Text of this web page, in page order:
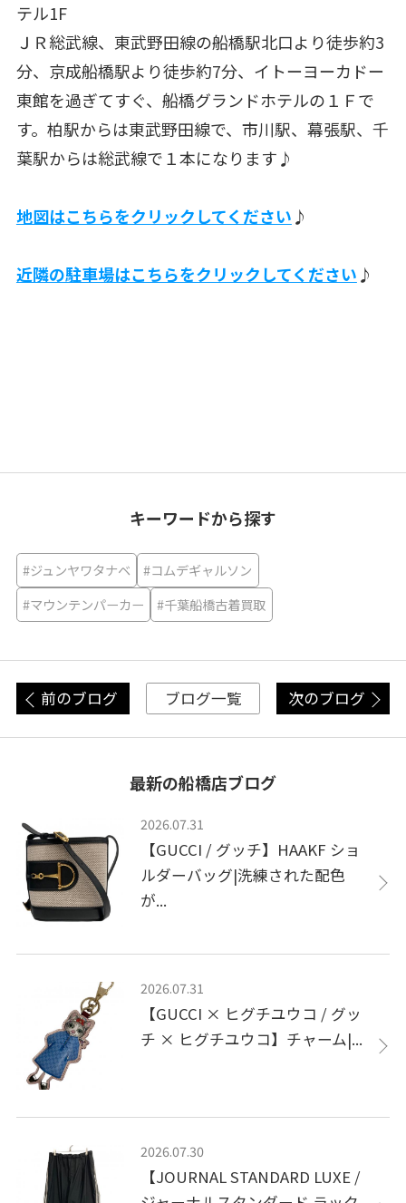
テル1F
ＪＲ総武線、東武野田線の船橋駅北口より徒歩約3
分、京成船橋駅より徒歩約7分、イトーヨーカドー
東館を過ぎてすぐ、船橋グランドホテルの１Ｆで
す。柏駅からは東武野田線で、市川駅、幕張駅、千
葉駅からは総武線で１本になります♪
地図はこちらをクリックしてください♪
近隣の駐車場はこちらをクリックしてください♪
キーワードから探す
#ジュンヤワタナベ
#コムデギャルソン
#マウンテンパーカー
#千葉船橋古着買取
前のブログ ブログ一覧 次のブログ
最新の船橋店ブログ
2026.07.31
【GUCCI / グッチ】HAAKF ショ
ルダーバッグ|洗練された配色
が...
2026.07.31
【GUCCI × ヒグチユウコ / グッ
チ × ヒグチユウコ】チャーム|...
2026.07.30
【JOURNAL STANDARD LUXE /